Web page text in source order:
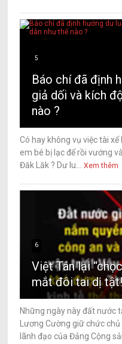
5
Báo chí đã định
giả dối và kích
nào ?
Có hay không vụ việc tài
em bé bị lạc để rồi vướng
Đăk Lăk ? Dư lu...
Xem thêm
6
Việt Tân lại
mắt đôi tai dị
Những ngày này đất nước
Lương Cường giữ chức
lãnh đạo của Đảng Cộng